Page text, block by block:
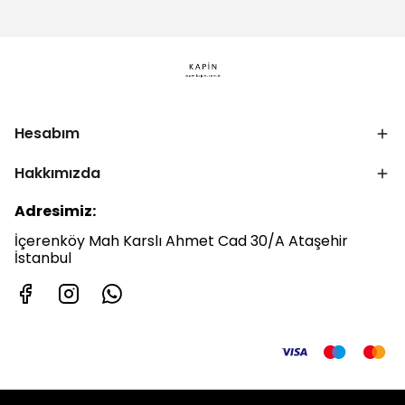
Hesabım
Hakkımızda
Adresimiz:
İçerenköy Mah Karslı Ahmet Cad 30/A Ataşehir
İstanbul